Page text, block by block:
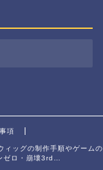
項
ッグの制作手順やゲームの
ゼロ・崩壊3rd…